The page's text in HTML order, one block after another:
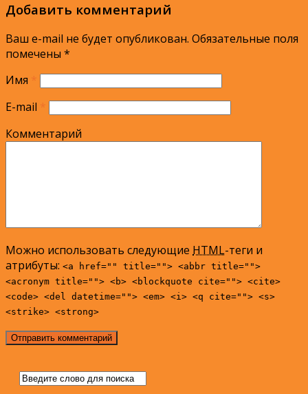
Добавить комментарий
Ваш e-mail не будет опубликован. Обязательные поля
помечены *
Имя *
E-mail *
Комментарий
Можно использовать следующие HTML-теги и
атрибуты: <a href="" title=""> <abbr title="">
<acronym title=""> <b> <blockquote cite=""> <cite>
<code> <del datetime=""> <em> <i> <q cite=""> <s>
<strike> <strong>